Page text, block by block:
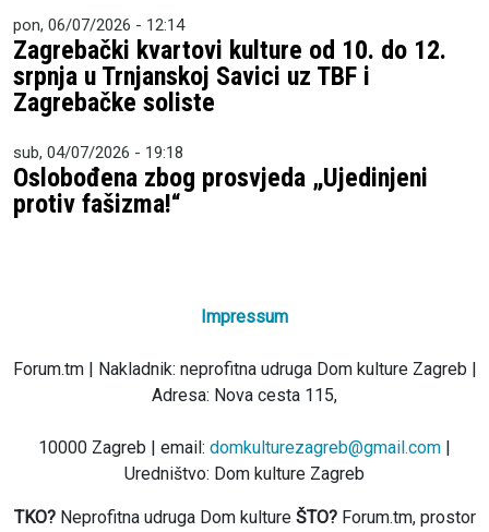
pon, 06/07/2026 - 12:14
Zagrebački kvartovi kulture od 10. do 12.
srpnja u Trnjanskoj Savici uz TBF i
Zagrebačke soliste
sub, 04/07/2026 - 19:18
Oslobođena zbog prosvjeda „Ujedinjeni
protiv fašizma!“
Impressum
Forum.tm | Nakladnik: neprofitna udruga Dom kulture Zagreb |
Adresa: Nova cesta 115,
10000 Zagreb | email: domkulturezagreb@gmail.com |
Uredništvo: Dom kulture Zagreb
TKO?Neprofitna udruga Dom kulture ŠTO?Forum.tm, prostor